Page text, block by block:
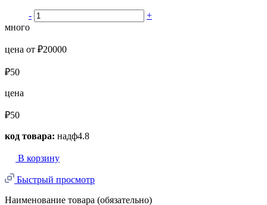
-
+
много
цена от ₽20000
₽50
цена
₽50
код товара: надф4.8
В корзину
Быстрый просмотр
Наименование товара (обязательно)